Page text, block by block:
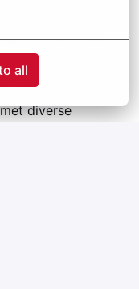
all
met een sterk
op en
diverse